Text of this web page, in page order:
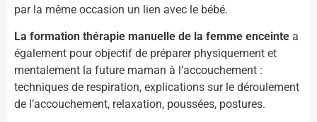
par la même occasion un lien avec le bébé.
La formation thérapie manuelle de la femme enceinte a
également pour objectif de préparer physiquement et
mentalement la future maman à l’accouchement :
techniques de respiration, explications sur le déroulement
de l’accouchement, relaxation, poussées, postures.